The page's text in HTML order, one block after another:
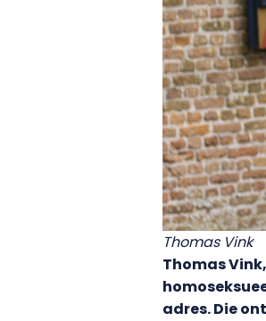
Thomas Vink
Thomas
adres. Die